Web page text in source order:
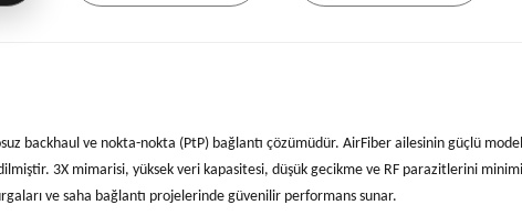
backhaul ve nokta-nokta (PtP) bağlantı çözümüdür. AirFiber ailesinin güçlü
3X mimarisi, yüksek veri kapasitesi, düşük gecikme ve RF parazitlerini
ve saha bağlantı projelerinde güvenilir performans sunar.